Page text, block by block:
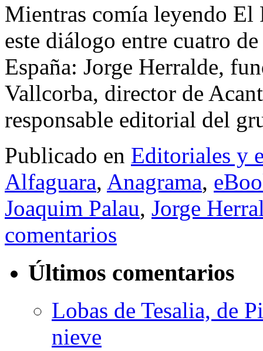
Mientras comía leyendo El
este diálogo entre cuatro
España: Jorge Herralde,
Vallcorba, director de
responsable editorial del
Publicado en Editoriales y
Alfaguara, Anagrama,
Joaquim Palau, Jorge
comentarios
Últimos comentarios
Lobas de Tesalia, de
nieve